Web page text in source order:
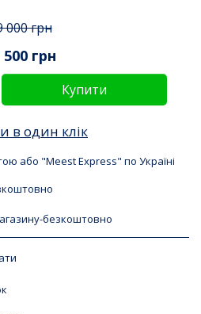
000 грн
500 грн
Купити
в один клік
або "Meest Express" по Україні
безкоштовно